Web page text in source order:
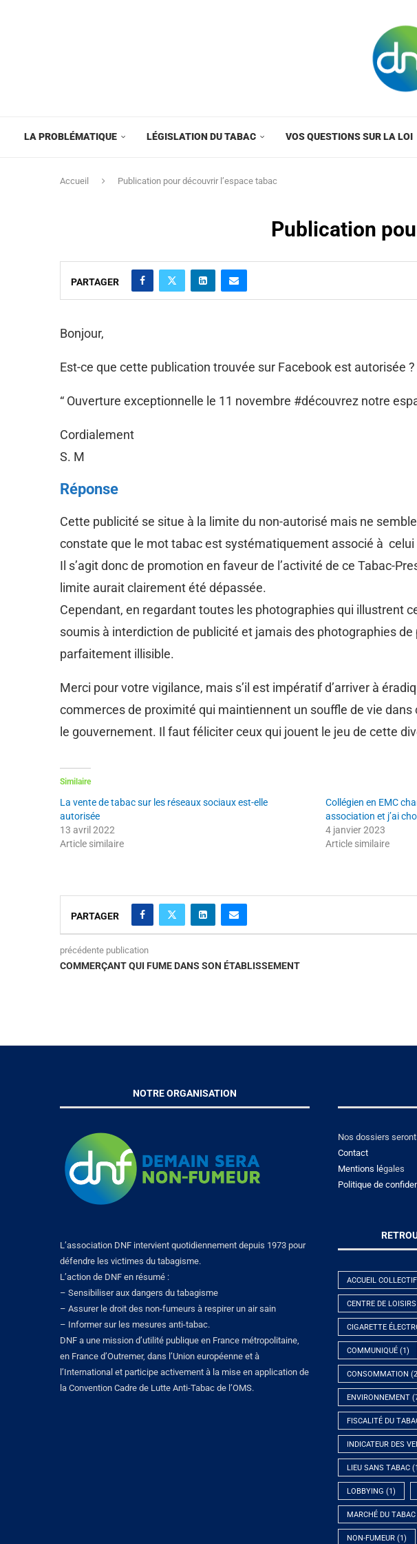
LA PROBLÉMATIQUE LÉGISLATION DU TABAC VOS QUESTIONS SUR LA LOI
Accueil Publication pour découvrir l’espace tabac
Publication
PARTAGER
Bonjour,
Est-ce que cette publication trouvée sur Facebook est autorisée ?
“ Ouverture exceptionnelle le 11 novembre #découvrez notre
Cordialement
S. M
Réponse
Cette publicité se situe à la limite du non-autorisé mais ne
constate que le mot tabac est systématiquement associé à celui
Il s’agit donc de promotion en faveur de l’activité de ce Tabac-
limite aurait clairement été dépassée.
Cependant, en regardant toutes les photographies qui illustrent
soumis à interdiction de publicité et jamais des photographies
parfaitement illisible.
Merci pour votre vigilance, mais s’il est impératif d’arriver à
commerces de proximité qui maintiennent un souffle de vie
le gouvernement. Il faut féliciter ceux qui jouent le jeu de cette
Similaire
La vente de tabac sur les réseaux sociaux est-elle
autorisée
13 avril 2022
Article similaire
Collégien en EMC
association et j’ai
4 janvier 2023
Article similaire
PARTAGER
précédente publication
COMMERÇANT QUI FUME DANS SON ÉTABLISSEMENT
NOTRE ORGANISATION
L’association DNF intervient quotidiennement depuis 1973 pour
défendre les victimes du tabagisme.
L’action de DNF en résumé :
– Sensibiliser aux dangers du tabagisme
– Assurer le droit des non-fumeurs à respirer un air sain
– Informer sur les mesures anti-tabac.
DNF a une mission d’utilité publique en France métropolitaine,
en France d’Outremer, dans l’Union européenne et à
l’International et participe activement à la mise en application de
la Convention Cadre de Lutte Anti-Tabac de l’OMS.
Nos dossiers
Contact
Mentions légales
Politique de
ACCUEIL
CENTRE DE LOISIRS
CIGARETTE
COMMUNIQUÉ(1)
CONSOMMATION
ENVIRONNEMENT
FISCALITÉ DU
INDICATEUR DES
LIEU SANS TABAC
LOBBYING (1)
MARCHÉ DU TABAC
NON-FUMEUR(1)